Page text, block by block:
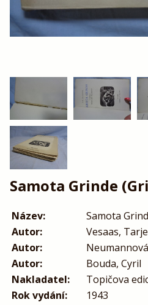
Samota Grinde
Název:
Samota
Autor:
Vesaas,
Autor:
Autor:
Bouda, Cyril
Nakladatel:
Topičova
Rok vydání:
1943